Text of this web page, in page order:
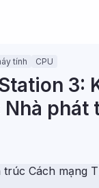
tính CPU
3:
phát